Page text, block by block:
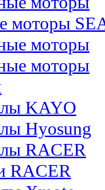
моторы
моторы
моторы
KAYO
Hyosung
RACER
RACER